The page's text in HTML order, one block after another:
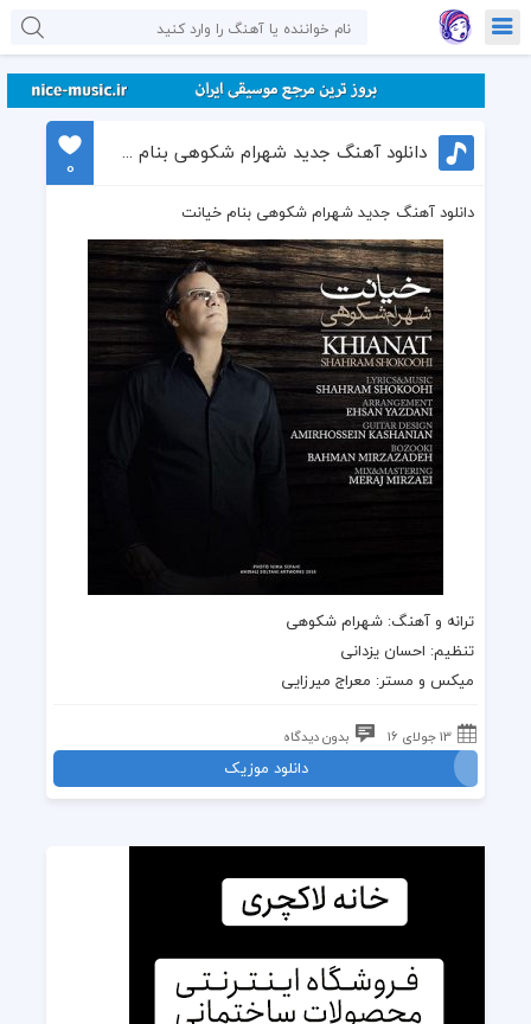
دانلود آهنگ جدید شهرام شکوهی بنام خیانت
0
دانلود آهنگ جدید شهرام شکوهی بنام خیانت
ترانه وآهنگ:شهرام شکوهی
تنظیم: احسان یزدانی
میکس و مستر: معراج میرزایی
13 جولای 16 بدون دیدگاه
دانلود موزیک